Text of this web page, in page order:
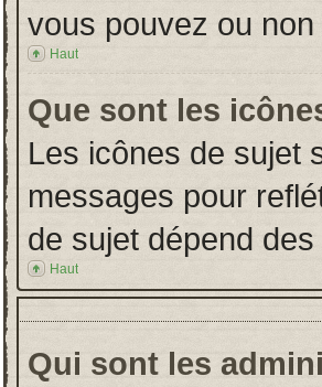
vous pouvez ou
Haut
Que sont les
Les icônes de sujet
messages pour
de sujet dépend
Haut
Qui sont les